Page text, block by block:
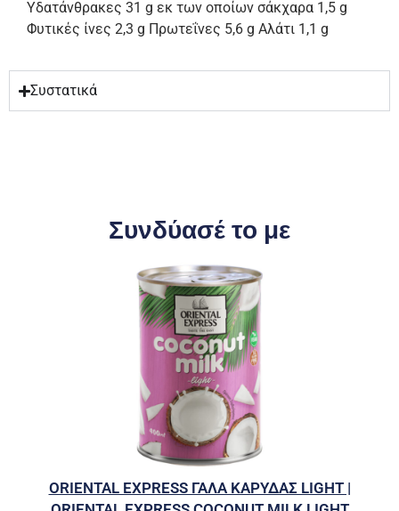
Υδατάνθρακες 31 g εκ των οποίων σάκχαρα 1,5 g
Φυτικές ίνες 2,3 g Πρωτεΐνες 5,6 g Αλάτι 1,1 g
Συστατικά
Συνδύασέ το με
ORIENTAL EXPRESS ΓΑΛΑ ΚΑΡΥΔΑΣ LIGHT |